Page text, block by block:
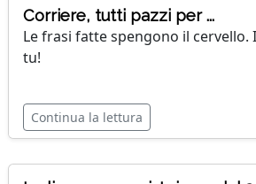
Corriere, tutti pazzi per ...
Le frasi fatte spengono il cervello.
tu!
Continua la lettura